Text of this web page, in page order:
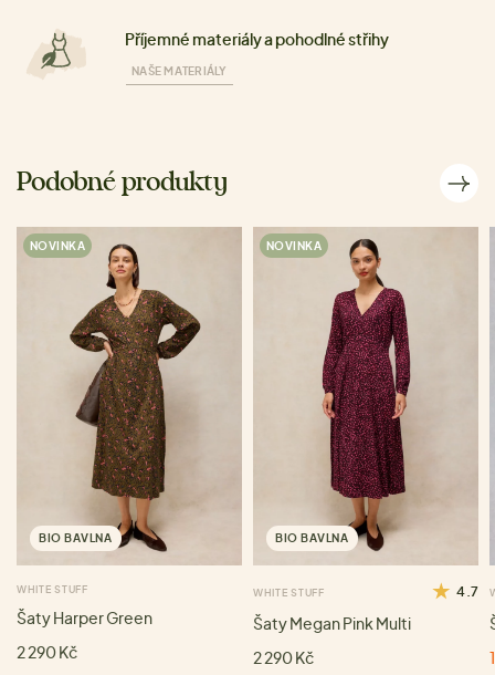
Příjemné materiály a pohodlné střihy
NAŠE MATERIÁLY
Podobné produkty
NOVINKA
BIO BAVLNA
WHITE STUFF
Šaty Harper Green
2 290 Kč
NOVINKA
BIO BAVLNA
WHITE STUFF 4.7
Šaty Megan Pink Multi
2 290 Kč